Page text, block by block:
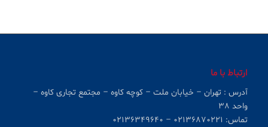
ارتباط با ما
آدرس : تهران – خیابان ملت – کوچه کاوه – مجتمع تجاری کاوه –
واحد ۳۸
تماس: ۰۲۱۳۶۸۷۰۲۲۱ – ۰۲۱۳۶۳۴۹۶۴۰